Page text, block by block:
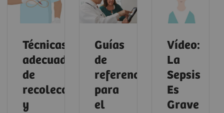
Técnicas
adecuadas
de
recolección
y
Guías
de
referencia
para
el
Vídeo:
La
Sepsis
Es
Grave